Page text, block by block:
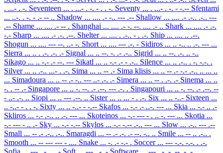
. ...- . -. Seventeen ... . ...- . -. - . . -. Seventy ... . ...- . -. - -.-- Sfentami
... ..-. . -. - .- -- .. Shadow ... .... .- -.. --- .-- Shallow ... .... .- .-.. .-.. ---
.-- Shame ... .... .- -- . Shanghai ... .... .- -. --. .... .- .. Shark ... .... .- .-.
-.- Sharp ... .... .- .-. .--. Shelter ... .... . .-.. - . .-. Ship ... .... .. .--.
Shogun ... .... --- --. ..- -. Short ... .... --- .-. - Sidiros ... .. -.. .. .-. --- ...
Sierra ... .. . .-. .-. .- Signal ... .. --. -. .- .-.. Sigrid ... .. --. .-. .. -..
Sikago ... .. -.- .- --. --- Sikatl ... .. -.- .- - .-.. Silence ... .. .-.. . -. -.-. .
Silver ... .. .-.. ...- . .-. Sima ... .. -- .- Sima klisis ... .. -- .- -.- .-.. .. ... ..
... Simadoura ... .. -- .- -.. --- ..- .-. .- Simera ... .. -- . .-. .- Sinema ... ..
-. . -- .- Singapore ... .. -. --. .- .--. --- .-. . Singapouri ... .. -. --. .- .--. --
- ..- .-. .. Siopi ... .. --- .--. .. Sister ... .. ... - . .-. Six ... .. -..- Sixteen ...
.. -..- - . . -. Sixty ... .. -..- - -.-- Skafos ... -.- .- ..-. --- ... Skia ... -.- .. .-
Skliros ... -.- .-.. .. .-. --- ... Skoteinos ... -.- --- - . .. -. --- ... Skotia ...
-.- --- - .. .- Sky ... -.- -.-- Skylos ... -.- -.-- .-.. --- ... Slow ... .-.. --- .--
Small ... -- .- .-.. .-.. Smaragdi ... -- .- .-. .- --. -.. .. Smile ... -- .. .-.. .
Smooth ... -- --- --- - .... Snake ... -. .- -.- . Soccer ... --- -.-. -.-. . .-.
Sofia ... --- ..-. .. .- Soft ... --- ..-. - Software ... --- ..-. - .-- .- .-. .